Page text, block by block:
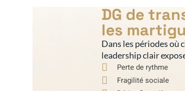
DG de
les
Dans les périodes où
leadership clair
Perte de rythme
Fragilité sociale